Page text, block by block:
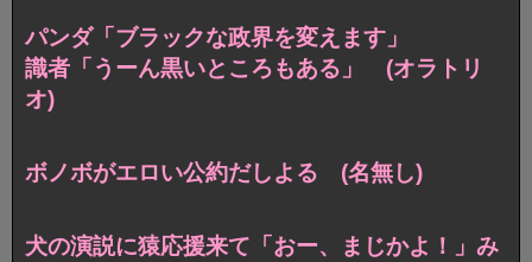
パンダ「ブラックな政界を変えます」
識者「うーん黒いところもある」 (オラトリ
オ)
ボノボがエロい公約だしよる (名無し)
犬の演説に猿応援来て「おー、まじかよ！」み